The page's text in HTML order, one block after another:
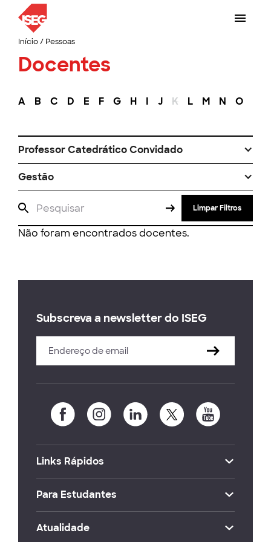
Início/ Pessoas
Docentes
A B C D E F G H I J K L M N O
Professor Catedrático Convidado
Gestão
Limpar Filtros
Não foram encontrados docentes.
Subscreva a newsletter do ISEG
Links Rápidos
Para Estudantes
Atualidade